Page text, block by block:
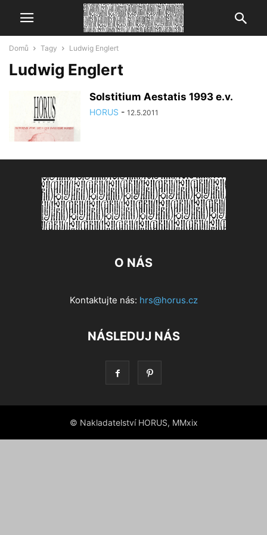
Domů Tagy Ludwig Englert
Ludwig Englert
Solstitium Aestatis 1993 e.v.
HORUS - 12.5.2011
O NÁS
Kontaktujte nás: hrs@horus.cz
NÁSLEDUJ NÁS
© Nakladatelství HORUS, MMxix